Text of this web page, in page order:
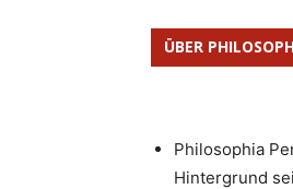
ÜBER
Philosophia
Hintergrund